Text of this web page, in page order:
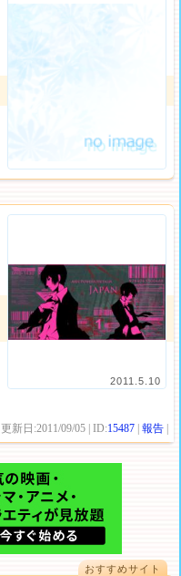
2011.5.10
| 更新日:2011/09/05 | ID:15487 |報告
おすすめサイト